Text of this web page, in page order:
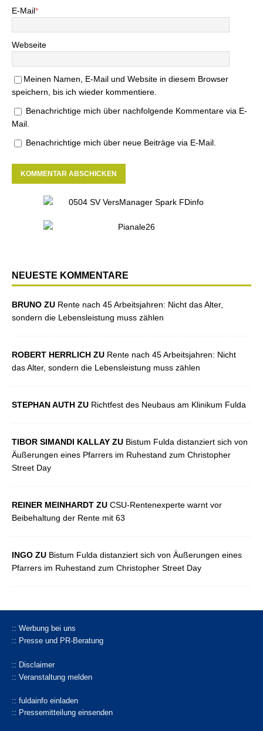
E-Mail*
Webseite
Meinen Namen, E-Mail und Website in diesem Browser
speichern, bis ich wieder kommentiere.
Benachrichtige mich über nachfolgende Kommentare via E-
Mail.
Benachrichtige mich über neue Beiträge via E-Mail.
NEUESTE KOMMENTARE
BRUNO ZU Rente nach 45 Arbeitsjahren: Nicht das Alter,
sondern die Lebensleistung muss zählen
ROBERT HERRLICH ZU Rente nach 45 Arbeitsjahren: Nicht
das Alter, sondern die Lebensleistung muss zählen
STEPHAN AUTH ZU Richtfest des Neubaus am Klinikum Fulda
TIBOR SIMANDI KALLAY ZU Bistum Fulda distanziert sich von
Äußerungen eines Pfarrers im Ruhestand zum Christopher
Street Day
REINER MEINHARDT ZU CSU-Rentenexperte warnt vor
Beibehaltung der Rente mit 63
INGO ZU Bistum Fulda distanziert sich von Äußerungen eines
Pfarrers im Ruhestand zum Christopher Street Day
:: Werbung bei uns
:: Presse und PR-Beratung
:: Disclaimer
:: Veranstaltung melden
:: fuldainfo einladen
:: Pressemitteilung einsenden